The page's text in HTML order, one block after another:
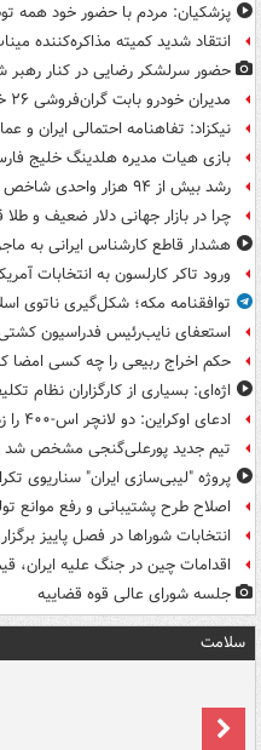
پزشکیان: مردم با حضور خود همه
انتقاد شدید کمیته مذاکره‌کننده میناب ۱۶۸ از
حضور سرلشکر رضایی در کنار رهبر
مدیران خودرو بابت گران‌فروشی ۲۶ خودرو محکوم شد
نیکزاد: تفاهنامه احتمالی ایران
بازی هیات مدیره هلدینگ خلیج
رشد بیش از ۹۴ هزار واحدی شاخص کل بورس
چرا در بازار جهانی دلار ضعیف و
هشدار قاطع کارشناس ایرانی به
ورود تاکر کارلسون به انتخابات
توافقنامه مکه؛ شکل‌گیری ناتوی
استعفای نایب‌رئیس فدراسیون
حکم اخراج ربیعی را چه کسی امضا
اژه‌ای: بسیاری از کارگزاران نظام
ادعای اوکراین: دو لانچر اس-۴۰۰ را زدیم+ فیلم
تیم جدید پورعلی‌گنجی مشخص شد
پروژه "لیبی‌سازی ایران" سناریوی
اصلاح طرح پشتیبانی و رفع موانع
انتخابات شوراها در فصل پاییز
اقدامات چین در جنگ علیه ایران، قیمت نفت را
جلسه شورای عالی قوه قضاییه
سلامت